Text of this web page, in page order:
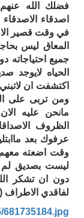
فضلك الله عنهم
اصدقاء
في وقت قصير
المعاق ليس
جميع احتياجاته
الحياه لايوجد
اكتشفت ان
ومن تربى على
مانحن عليه
الظروف
عرفوك بعد
وقت اضعته
ليست بصديق لم
دون ان تشكر
لفاقدي الاطراف
681735184.jpg